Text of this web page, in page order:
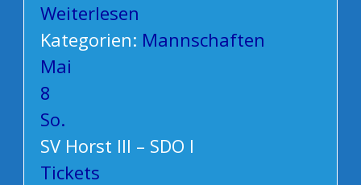
Weiterlesen
Kategorien: Mannschaften
Mai
8
So.
SV Horst III – SDO I
Tickets